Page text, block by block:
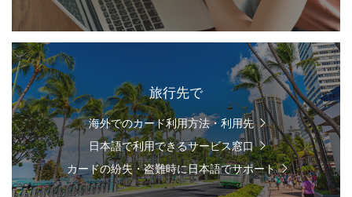
旅行先で
海外でのカード利用方法・利用先
日本語で利用できるサービス窓口
カードの紛失・盗難時に日本語でサポート